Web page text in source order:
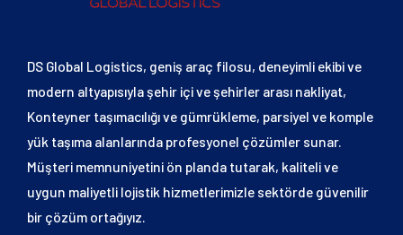
DS Global Logistics, geniş araç filosu, deneyimli ekibi ve
modern altyapısıyla şehir içi ve şehirler arası nakliyat,
Konteyner taşımacılığı ve gümrükleme, parsiyel ve komple
yük taşıma alanlarında profesyonel çözümler sunar.
Müşteri memnuniyetini ön planda tutarak, kaliteli ve
uygun maliyetli lojistik hizmetlerimizle sektörde güvenilir
bir çözüm ortağıyız.